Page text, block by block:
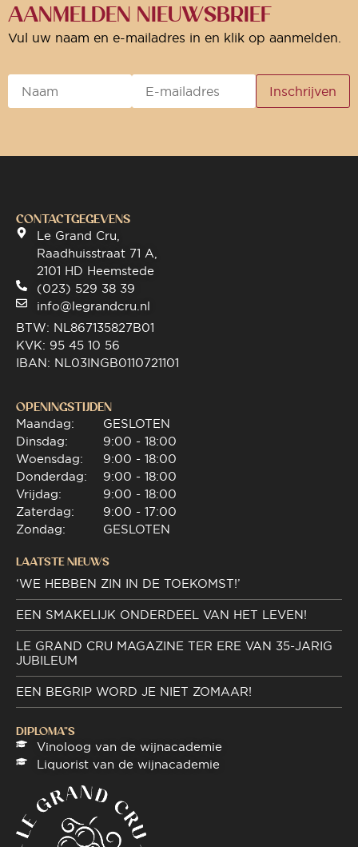
AANMELDEN NIEUWSBRIEF
Vul uw naam en e-mailadres in en klik op aanmelden.
CONTACTGEGEVENS
Le Grand Cru,
Raadhuisstraat 71 A,
2101 HD Heemstede
(023) 529 38 39
info@legrandcru.nl
BTW: NL867135827B01
KVK: 95 45 10 56
IBAN: NL03INGB0110721101
OPENINGSTIJDEN
Maandag:
Dinsdag:
Woensdag:
Donderdag:
Vrijdag:
Zaterdag:
Zondag:
GESLOTEN
9:00 - 18:00
9:00 - 18:00
9:00 - 18:00
9:00 - 18:00
9:00 - 17:00
GESLOTEN
LAATSTE NIEUWS
‘WE HEBBEN ZIN IN DE TOEKOMST!’
EEN SMAKELIJK ONDERDEEL VAN HET LEVEN!
LE GRAND CRU MAGAZINE TER ERE VAN 35-JARIG
JUBILEUM
EEN BEGRIP WORD JE NIET ZOMAAR!
DIPLOMA"S
Vinoloog van de wijnacademie
Liquorist van de wijnacademie